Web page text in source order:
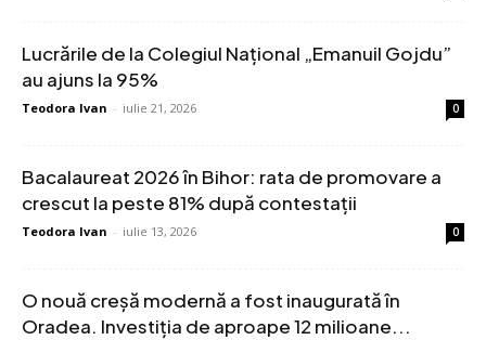
Lucrările de la Colegiul Național „Emanuil Gojdu”
au ajuns la 95%
Teodora Ivan - iulie 21, 2026 0
Bacalaureat 2026 în Bihor: rata de promovare a
crescut la peste 81% după contestații
Teodora Ivan - iulie 13, 2026 0
O nouă creșă modernă a fost inaugurată în
Oradea. Investiția de aproape 12 milioane...